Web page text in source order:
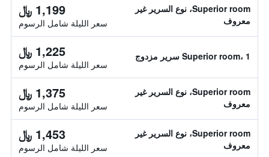
Superior room، نوع السرير غير
معروف
1,199 ﷼
سعر الليلة شامل الرسوم
Superior room، 1 سرير مزدوج 1,225 ﷼
سعر الليلة شامل الرسوم
Superior room، نوع السرير غير
معروف
1,375 ﷼
سعر الليلة شامل الرسوم
Superior room، نوع السرير غير
معروف
1,453 ﷼
سعر الليلة شامل الرسوم